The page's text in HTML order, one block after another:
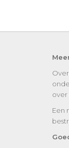
over
Een